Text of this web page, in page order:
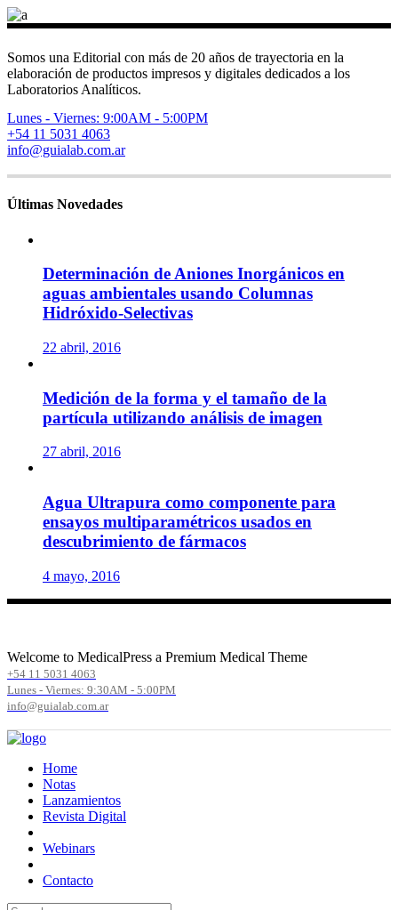
Somos una Editorial con más de 20 años de trayectoria en la
elaboración de productos impresos y digitales dedicados a los
Laboratorios Analíticos.
Lunes - Viernes: 9:00AM - 5:00PM
+54 11 5031 4063
info@guialab.com.ar
Últimas Novedades
Determinación de Aniones Inorgánicos en
aguas ambientales usando Columnas
Hidróxido-Selectivas
22 abril, 2016
Medición de la forma y el tamaño de la
partícula utilizando análisis de imagen
27 abril, 2016
Agua Ultrapura como componente para
ensayos multiparamétricos usados en
descubrimiento de fármacos
4 mayo, 2016
Welcome to MedicalPress a Premium Medical Theme
+54 11 5031 4063
Lunes - Viernes: 9:30AM - 5:00PM
info@guialab.com.ar
Home
Notas
Lanzamientos
Revista Digital
Webinars
Contacto